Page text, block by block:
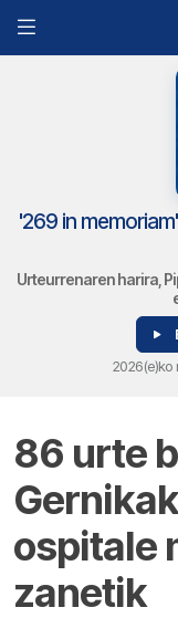
'269 in
Urteurrenaren harira,
2026(e)ko
86 urte
ospitale
zanetik